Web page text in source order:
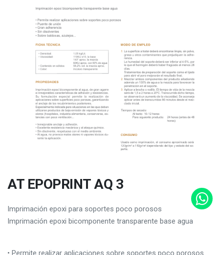
AT EPOPRINT AQ 3
Imprimación epoxi para soportes poco porosos
Imprimación epoxi bicomponente transparente base agua
• Permite realizar aplicaciones sobre soportes poco porosos